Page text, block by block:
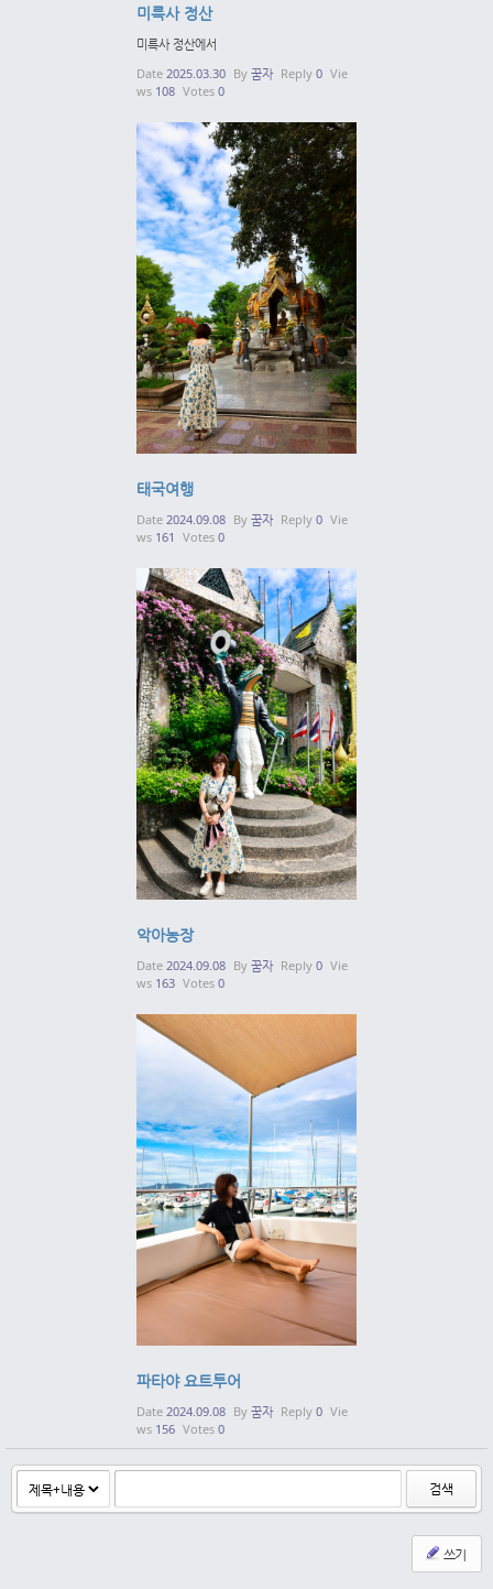
미륵사 정산
미륵사 정산에서
Date 2025.03.30 By 꿈자 Reply 0 Vie
ws 108 Votes 0
태국여행
Date 2024.09.08 By 꿈자 Reply 0 Vie
ws 161 Votes 0
악아농장
Date 2024.09.08 By 꿈자 Reply 0 Vie
ws 163 Votes 0
파타야 요트투어
Date 2024.09.08 By 꿈자 Reply 0 Vie
ws 156 Votes 0
검색
쓰기